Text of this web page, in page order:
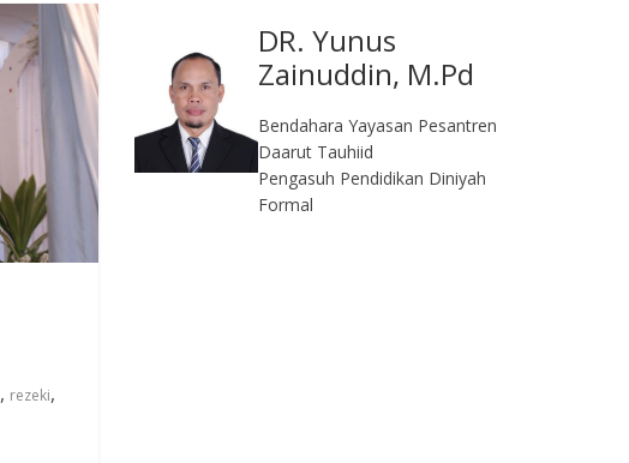
, rezeki,
DR. Yunus
Zainuddin, M.Pd
Bendahara Yayasan Pesantren
Daarut Tauhiid
Pengasuh Pendidikan Diniyah
Formal